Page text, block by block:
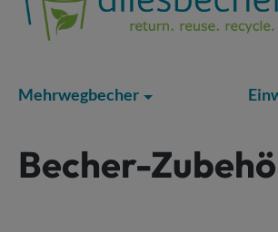
Mehrwegbecher
Becher-